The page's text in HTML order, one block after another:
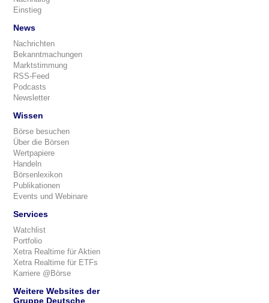
Einstieg
News
Nachrichten
Bekanntmachungen
Marktstimmung
RSS-Feed
Podcasts
Newsletter
Wissen
Börse besuchen
Über die Börsen
Wertpapiere
Handeln
Börsenlexikon
Publikationen
Events und Webinare
Services
Watchlist
Portfolio
Xetra Realtime für Aktien
Xetra Realtime für ETFs
Karriere @Börse
Weitere Websites der
Gruppe Deutsche